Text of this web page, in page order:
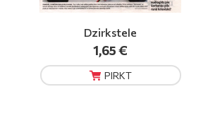
Million
0,90 €
PIRKT